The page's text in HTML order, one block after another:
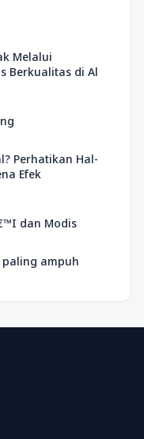
Melalui
Berkualitas di Al
Perhatikan Hal-
Efek
dan Modis
ampuh